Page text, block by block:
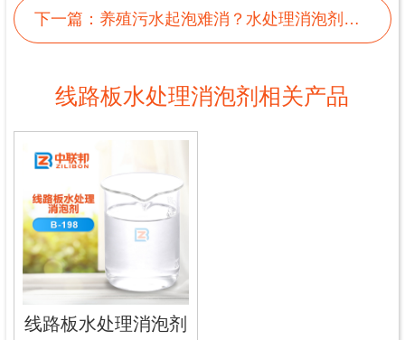
下一篇： 养殖污水起泡难消？水处理消泡剂帮您强力消泡
线路板水处理消泡剂相关产品
线路板水处理消泡剂